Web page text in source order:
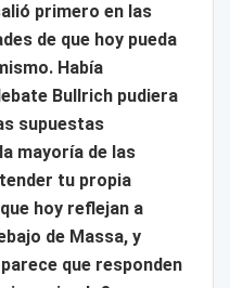
primero en las
de que hoy pueda
Había
Bullrich pudiera
supuestas
mayoría de las
tu propia
hoy reflejan a
de Massa, y
que responden